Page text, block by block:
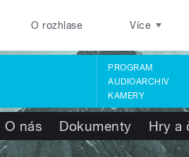
O rozhlase Více
PROGRAM
AUDIOARCHIV
KAMERY
O nás Dokumenty Hry a